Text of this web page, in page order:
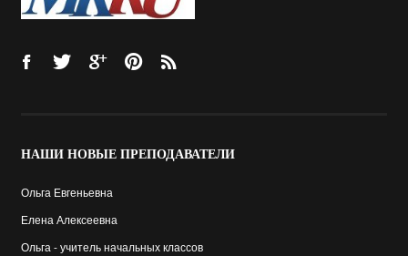
НАШИ НОВЫЕ ПРЕПОДАВАТЕЛИ
Ольга Евгеньевна
Елена Алексеевна
Ольга - учитель начальных классов